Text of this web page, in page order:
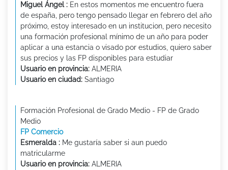
Miguel Ángel : En estos momentos me encuentro fuera
de españa, pero tengo pensado llegar en febrero del año
próximo, estoy interesado en un institucion, pero necesito
una formación profesional mínimo de un año para poder
aplicar a una estancia o visado por estudios, quiero saber
sus precios y las FP disponibles para estudiar
Usuario en provincia: ALMERIA
Usuario en ciudad: Santiago
Formación Profesional de Grado Medio - FP de Grado
Medio
FP Comercio
Esmeralda : Me gustaría saber si aun puedo
matricularme
Usuario en provincia: ALMERIA